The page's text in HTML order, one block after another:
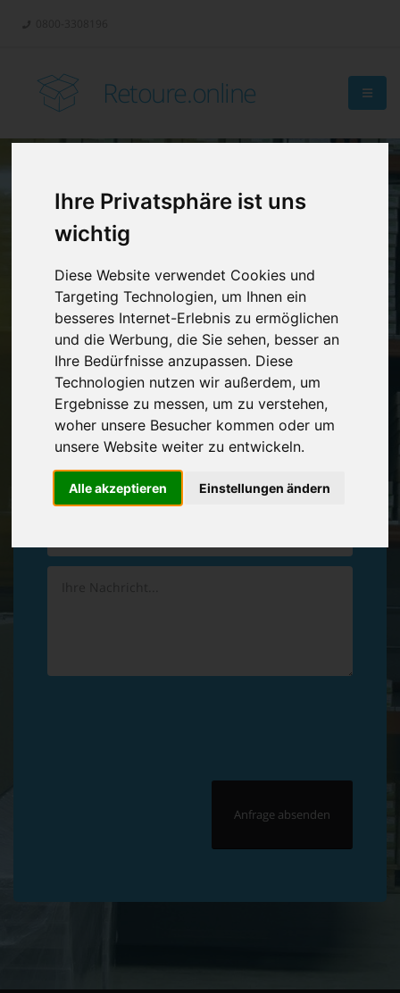
Ihre Privatsphäre ist uns
wichtig
Diese Website verwendet Cookies und
Targeting Technologien, um Ihnen ein
besseres Internet-Erlebnis zu ermöglichen
und die Werbung, die Sie sehen, besser an
Ihre Bedürfnisse anzupassen. Diese
Technologien nutzen wir außerdem, um
Ergebnisse zu messen, um zu verstehen,
woher unsere Besucher kommen oder um
unsere Website weiter zu entwickeln.
Alle akzeptieren Einstellungen ändern
Retoure.online
Retouren-
Management?
Vereinbaren Sie einenRückruf
Hinterlassen Sie uns gern eine persönliche Nachricht.